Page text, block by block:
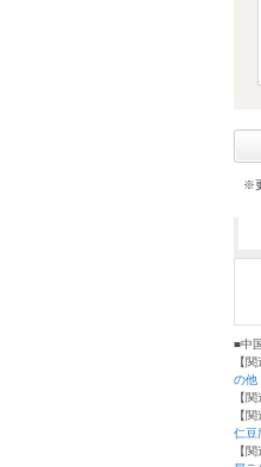
※
■中
【
の他
【
【
仁豆
【